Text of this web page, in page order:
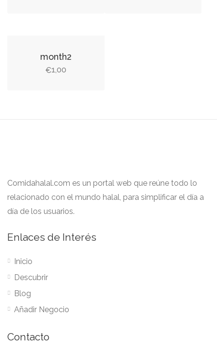
month2
€1,00
Comidahalal.com es un portal web que reúne todo lo
relacionado con el mundo halal, para simplificar el día a
día de los usuarios.
Enlaces de Interés
Inicio
Descubrir
Blog
Añadir Negocio
Contacto